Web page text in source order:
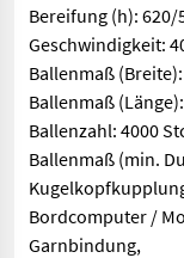
Bereifung (h): 620/
Geschwindigkeit:
Ballenmaß
Ballenmaß
Ballenzahl: 4000
Ballenmaß (min.
Bordcomputer /
Garnbindung,